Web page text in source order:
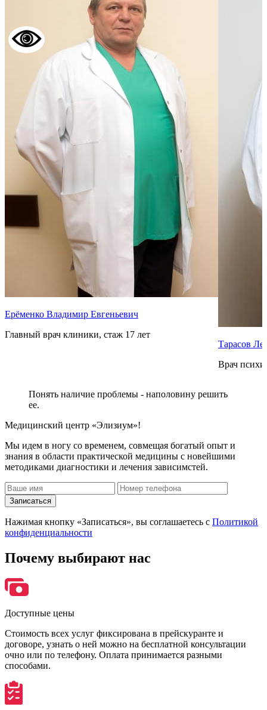
Ерёменко Владимир Евгеньевич
Главный врач клиники, стаж 17 лет
Тарасов
Врач
Понять наличие проблемы - наполовину решить
ее.
Медицинский центр «Элизиум»!
Мы идем в ногу со временем, совмещая богатый опыт и
знания в области практической медицины с новейшими
методиками диагностики и лечения зависимстей.
Записаться
Нажимая кнопку «Записаться», вы соглашаетесь с Политикой
конфиденциальности
Почему выбирают нас
Доступные цены
Стоимость всех услуг фиксирована в прейскуранте и
договоре, узнать о ней можно на бесплатной консультации
очно или по телефону. Оплата принимается разными
способами.